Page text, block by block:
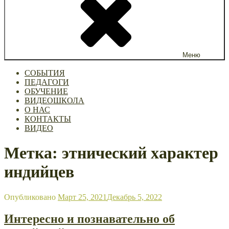
Меню
СОБЫТИЯ
ПЕДАГОГИ
ОБУЧЕНИЕ
ВИДЕОШКОЛА
О НАС
КОНТАКТЫ
ВИДЕО
Метка: этнический характер
индийцев
Опубликовано Март 25, 2021 Декабрь 5, 2022
Интересно и познавательно об